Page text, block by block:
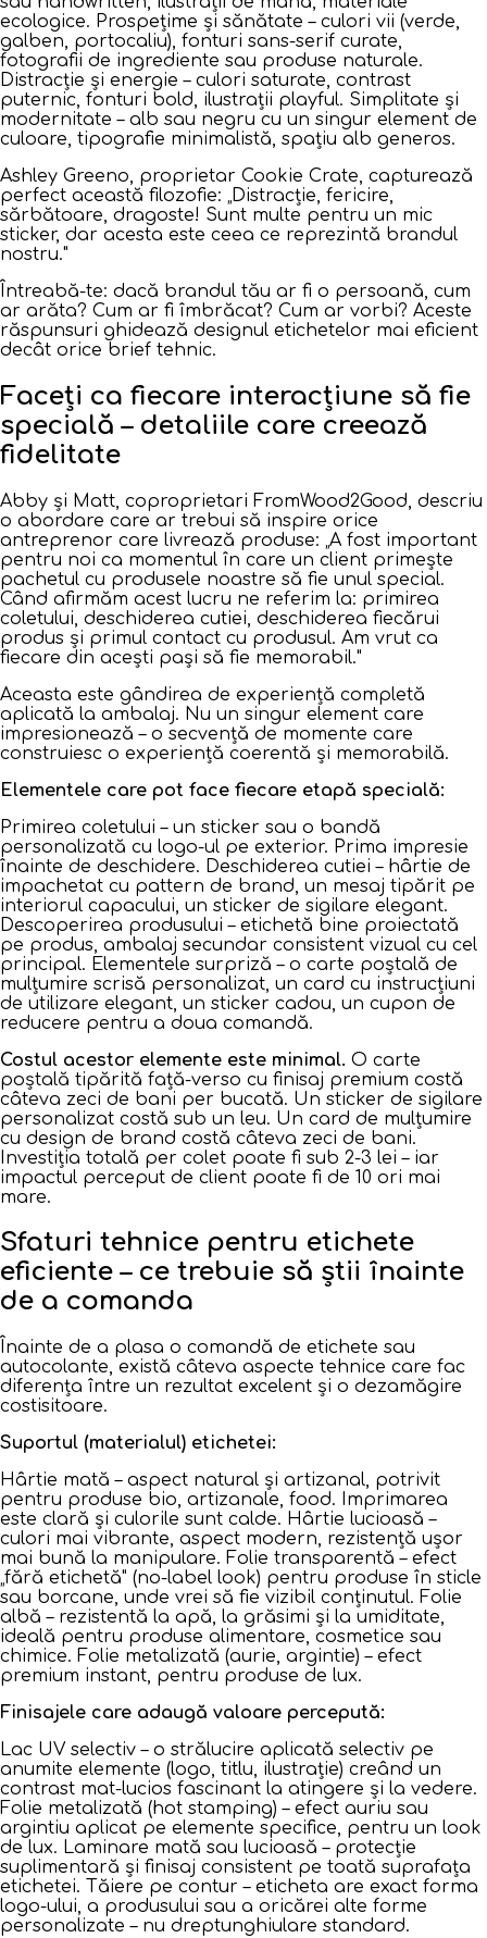
ecologice. Prospețime și sănătate – culori vii (verde,
galben, portocaliu), fonturi sans-serif curate,
fotografii de ingrediente sau produse naturale.
Distracție și energie – culori saturate, contrast
puternic, fonturi bold, ilustrații playful. Simplitate și
modernitate – alb sau negru cu un singur element de
culoare, tipografie minimalistă, spațiu alb generos.
Ashley Greeno, proprietar Cookie Crate, capturează
perfect această filozofie: „Distracție, fericire,
sărbătoare, dragoste! Sunt multe pentru un mic
sticker, dar acesta este ceea ce reprezintă brandul
nostru."
Întreabă-te: dacă brandul tău ar fi o persoană, cum
ar arăta? Cum ar fi îmbrăcat? Cum ar vorbi? Aceste
răspunsuri ghidează designul etichetelor mai eficient
decât orice brief tehnic.
Faceți ca fiecare interacțiune să fie
specială – detaliile care creează
fidelitate
Abby și Matt, coproprietari FromWood2Good, descriu
o abordare care ar trebui să inspire orice
antreprenor care livrează produse: „A fost important
pentru noi ca momentul în care un client primește
pachetul cu produsele noastre să fie unul special.
Când afirmăm acest lucru ne referim la: primirea
coletului, deschiderea cutiei, deschiderea fiecărui
produs și primul contact cu produsul. Am vrut ca
fiecare din acești pași să fie memorabil."
Aceasta este gândirea de experiență completă
aplicată la ambalaj. Nu un singur element care
impresionează – o secvență de momente care
construiesc o experiență coerentă și memorabilă.
Elementele care pot face fiecare etapă specială:
Primirea coletului – un sticker sau o bandă
personalizată cu logo-ul pe exterior. Prima impresie
înainte de deschidere. Deschiderea cutiei – hârtie de
impachetat cu pattern de brand, un mesaj tipărit pe
interiorul capacului, un sticker de sigilare elegant.
Descoperirea produsului – etichetă bine proiectată
pe produs, ambalaj secundar consistent vizual cu cel
principal. Elementele surpriză – o carte poștală de
mulțumire scrisă personalizat, un card cu instrucțiuni
de utilizare elegant, un sticker cadou, un cupon de
reducere pentru a doua comandă.
Costul acestor elemente este minimal. O carte
poștală tipărită față-verso cu finisaj premium costă
câteva zeci de bani per bucată. Un sticker de sigilare
personalizat costă sub un leu. Un card de mulțumire
cu design de brand costă câteva zeci de bani.
Investiția totală per colet poate fi sub 2-3 lei – iar
impactul perceput de client poate fi de 10 ori mai
mare.
Sfaturi tehnice pentru etichete
eficiente – ce trebuie să știi înainte
de a comanda
Înainte de a plasa o comandă de etichete sau
autocolante, există câteva aspecte tehnice care fac
diferența între un rezultat excelent și o dezamăgire
costisitoare.
Suportul (materialul) etichetei:
Hârtie mată – aspect natural și artizanal, potrivit
pentru produse bio, artizanale, food. Imprimarea
este clară și culorile sunt calde. Hârtie lucioasă –
culori mai vibrante, aspect modern, rezistență ușor
mai bună la manipulare. Folie transparentă – efect
„fără etichetă" (no-label look) pentru produse în sticle
sau borcane, unde vrei să fie vizibil conținutul. Folie
albă – rezistentă la apă, la grăsimi și la umiditate,
ideală pentru produse alimentare, cosmetice sau
chimice. Folie metalizată (aurie, argintie) – efect
premium instant, pentru produse de lux.
Finisajele care adaugă valoare percepută:
Lac UV selectiv – o strălucire aplicată selectiv pe
anumite elemente (logo, titlu, ilustrație) creând un
contrast mat-lucios fascinant la atingere și la vedere.
Folie metalizată (hot stamping) – efect auriu sau
argintiu aplicat pe elemente specifice, pentru un look
de lux. Laminare mată sau lucioasă – protecție
suplimentară și finisaj consistent pe toată suprafața
etichetei. Tăiere pe contur – eticheta are exact forma
logo-ului, a produsului sau a oricărei alte forme
personalizate – nu dreptunghiulare standard.